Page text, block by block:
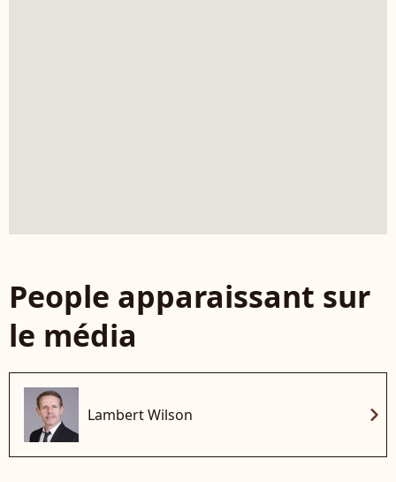
People apparaissant sur
le média
Lambert Wilson chevron_right